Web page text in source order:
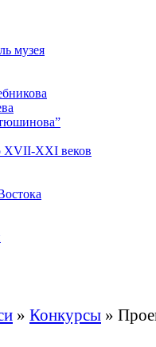
музея
XVII-XXI веков
» Конкурсы »